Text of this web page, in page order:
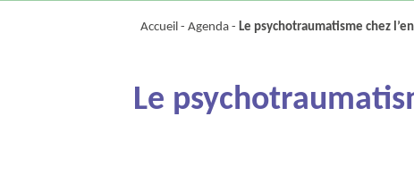
Accueil - Agenda - Le psychotraumatisme chez
Le